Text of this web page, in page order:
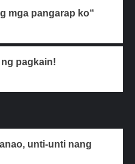
mga pangarap ko“
pagkain!
unti-unti nang